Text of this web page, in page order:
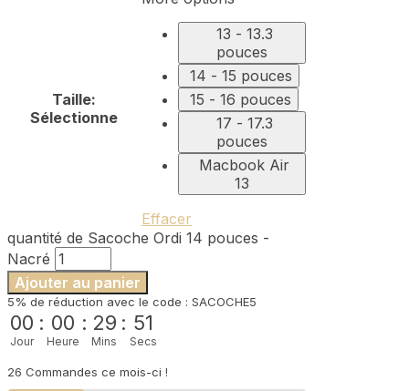
Taille:
Sélectionne
13 - 13.3
pouces
14 - 15 pouces
15 - 16 pouces
17 - 17.3
pouces
Macbook Air
13
Effacer
quantité de Sacoche Ordi 14 pouces -
Nacré
Ajouter au panier
5% de réduction avec le code : SACOCHE5
00
Jour
: 00
Heure
: 29
Mins
: 51
Secs
26 Commandes ce mois-ci !